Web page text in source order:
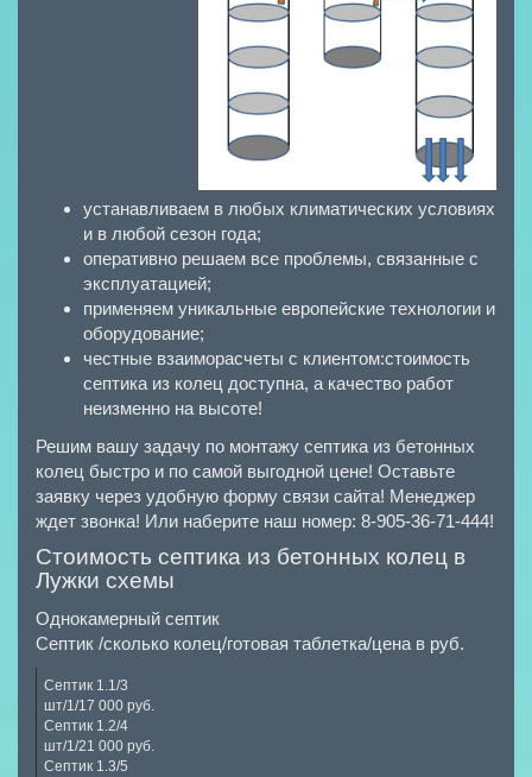
устанавливаем в любых климатических условиях
и в любой сезон года;
оперативно решаем все проблемы, связанные с
эксплуатацией;
применяем уникальные европейские технологии и
оборудование;
честные взаиморасчеты с клиентом:стоимость
септика из колец доступна, а качество работ
неизменно на высоте!
Решим вашу задачу по монтажу септика из бетонных
колец быстро и по самой выгодной цене! Оставьте
заявку через удобную форму связи сайта! Менеджер
ждет звонка! Или наберите наш номер: 8-905-36-71-444!
Стоимость септика из бетонных колец в
Лужки схемы
Однокамерный септик
Септик /сколько колец/готовая таблетка/цена в руб.
Септик 1.1/3
шт/1/17 000 руб.
Септик 1.2/4
шт/1/21 000 руб.
Септик 1.3/5